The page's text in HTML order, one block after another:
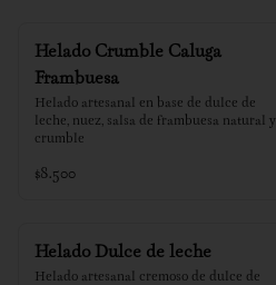
Helado Crumble Caluga
Frambuesa
Helado artesanal en base de dulce de
leche, nuez, salsa de frambuesa natural y
crumble
$8.500
Helado Dulce de leche
Helado artesanal cremoso de dulce de